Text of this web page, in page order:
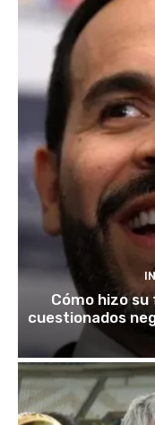
Cómo hizo
cuestionados